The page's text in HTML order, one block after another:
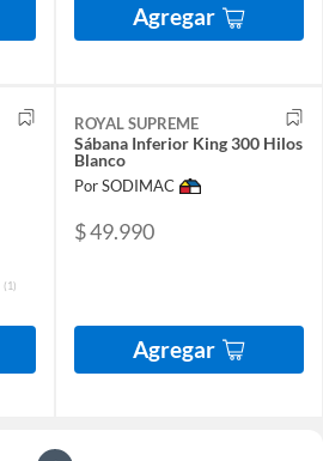
Agregar
(1)
ROYAL SUPREME
Sábana Inferior King 300 Hilos
Blanco
Por SODIMAC
$ 49.990
Agregar